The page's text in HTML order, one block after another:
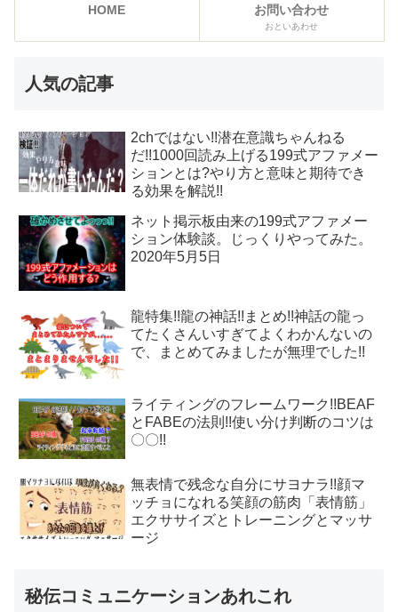
HOME お問い合わせ
おといあわせ
人気の記事
2chではない!!潜在意識ちゃんねる
だ!!1000回読み上げる199式アファメー
ションとは?やり方と意味と期待でき
る効果を解説!!
ネット掲示板由来の199式アファメー
ション体験談。じっくりやってみた。
2020年5月5日
龍特集!!龍の神話!!まとめ!!神話の龍っ
てたくさんいすぎてよくわかんないの
で、まとめてみましたが無理でした!!
ライティングのフレームワーク!!BEAF
とFABEの法則!!使い分け判断のコツは
〇〇!!
無表情で残念な自分にサヨナラ!!顔マ
ッチョになれる笑顔の筋肉「表情筋」
エクササイズとトレーニングとマッサ
ージ
秘伝コミュニケーションあれこれ